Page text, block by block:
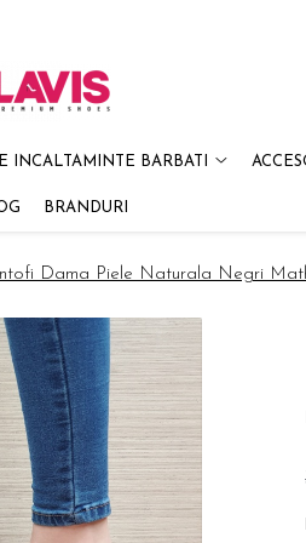
INCALTAMINTE BARBATI
BRANDURI
Dama Piele Naturala Negri